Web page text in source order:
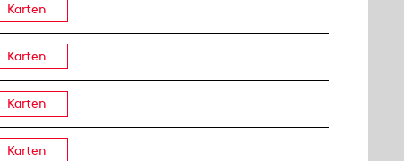
Karten
Karten
Karten
Karten